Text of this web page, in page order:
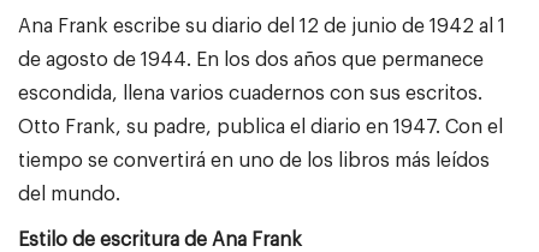
Ana Frank escribe su diario del 12 de junio de 1942 al 1
de agosto de 1944. En los dos años que permanece
escondida, llena varios cuadernos con sus escritos.
Otto Frank, su padre, publica el diario en 1947. Con el
tiempo se convertirá en uno de los libros más leídos
del mundo.
Estilo de escritura de Ana Frank